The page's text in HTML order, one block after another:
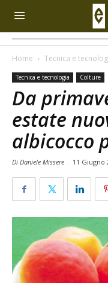
Home Tecnica e
Tecnica e tecnologia Colture
Da
estate
albicocco
Di Daniele Missere - 11 Giugno